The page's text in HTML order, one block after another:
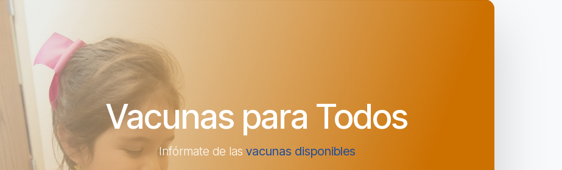
Vacunas para Todos
Infórmate de las vacunas disponibles